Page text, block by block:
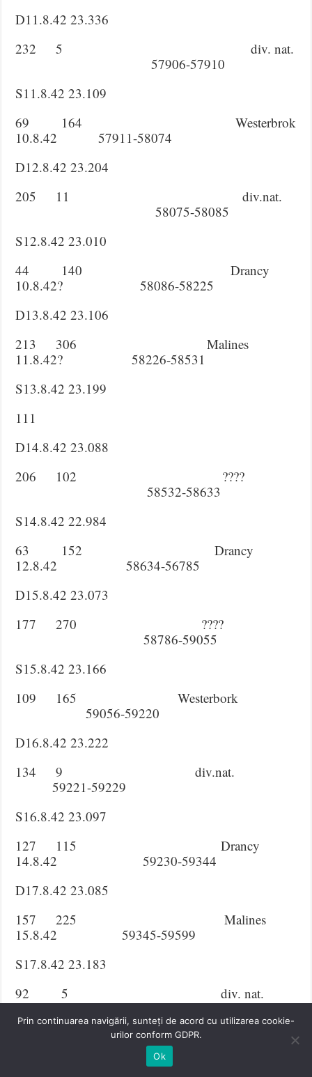
D11.8.42 23.336
232 5 div. nat.
57906-57910
S11.8.42 23.109
69 164 Westerbrok
10.8.42 57911-58074
D12.8.42 23.204
205 11 div.nat.
58075-58085
S12.8.42 23.010
44 140 Drancy
10.8.42? 58086-58225
D13.8.42 23.106
213 306 Malines
11.8.42? 58226-58531
S13.8.42 23.199
111
D14.8.42 23.088
206 102 ????
58532-58633
S14.8.42 22.984
63 152 Drancy
12.8.42 58634-56785
D15.8.42 23.073
177 270 ????
58786-59055
S15.8.42 23.166
109 165 Westerbork
59056-59220
D16.8.42 23.222
134 9 div.nat.
59221-59229
S16.8.42 23.097
127 115 Drancy
14.8.42 59230-59344
D17.8.42 23.085
157 225 Malines
15.8.42 59345-59599
S17.8.42 23.183
92 5 div. nat.
59600-59604
S18.8.42 23.112 div.nat.
Prin continuarea navigării, sunteți de acord cu utilizarea cookie-
urilor conform GDPR.
Ok